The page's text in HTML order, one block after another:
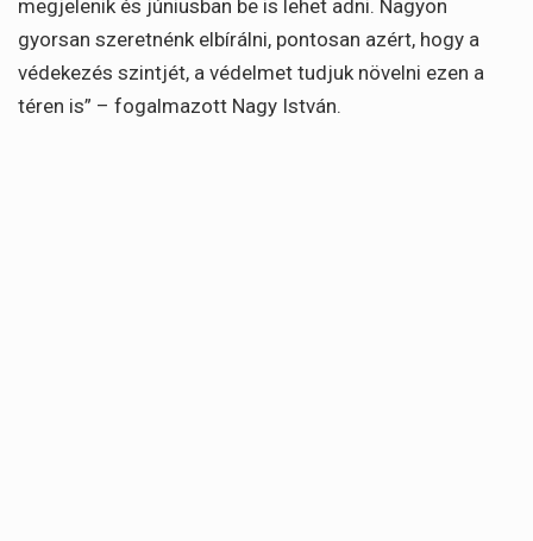
megjelenik és júniusban be is lehet adni. Nagyon
gyorsan szeretnénk elbírálni, pontosan azért, hogy a
védekezés szintjét, a védelmet tudjuk növelni ezen a
téren is” – fogalmazott Nagy István.